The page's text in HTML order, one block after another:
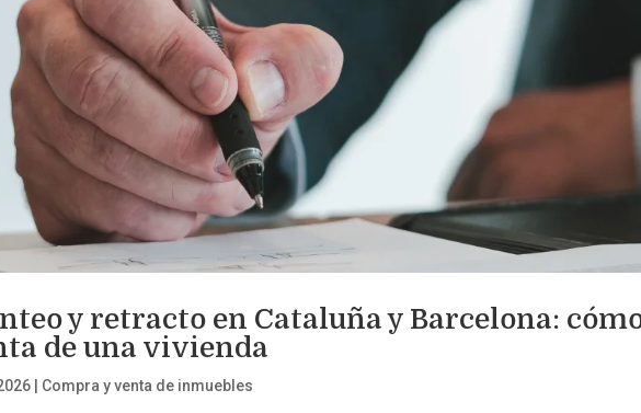
y retracto en Cataluña y Barcelona:
de una vivienda
Compra y venta de inmuebles